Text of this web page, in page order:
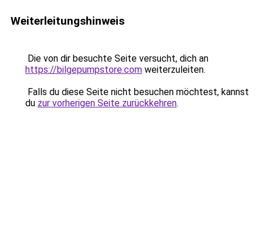
Weiterleitungshinweis
Die von dir besuchte Seite versucht, dich an
https://bilgepumpstore.com weiterzuleiten.
Falls du diese Seite nicht besuchen möchtest, kannst
du zur vorherigen Seite zurückkehren.